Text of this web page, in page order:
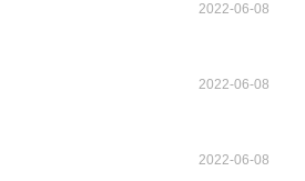
2022-06-08
2022-06-08
2022-06-08